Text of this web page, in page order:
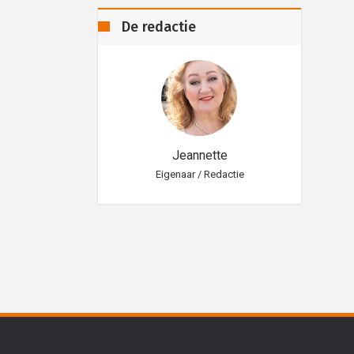
De redactie
Jeannette
Eigenaar / Redactie